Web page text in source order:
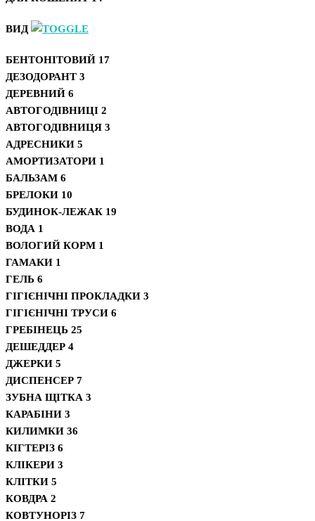
ВИД
БЕНТОНІТОВИЙ 17
ДЕЗОДОРАНТ 3
ДЕРЕВНИЙ 6
АВТОГОДІВНИЦІ 2
АВТОГОДІВНИЦЯ 3
АДРЕСНИКИ 5
АМОРТИЗАТОРИ 1
БАЛЬЗАМ 6
БРЕЛОКИ 10
БУДИНОК-ЛЕЖАК 19
ВОДА 1
ВОЛОГИЙ КОРМ 1
ГАМАКИ 1
ГЕЛЬ 6
ГІГІЄНІЧНІ ПРОКЛАДКИ 3
ГІГІЄНІЧНІ ТРУСИ 6
ГРЕБІНЕЦЬ 25
ДЕШЕДДЕР 4
ДЖЕРКИ 5
ДИСПЕНСЕР 7
ЗУБНА ЩІТКА 3
КАРАБІНИ 3
КИЛИМКИ 36
КІГТЕРІЗ 6
КЛІКЕРИ 3
КЛІТКИ 5
КОВДРА 2
КОВТУНОРІЗ 7